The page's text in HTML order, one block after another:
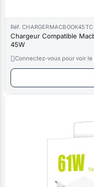
Réf. CHARGERMACBOOK45TC
Chargeur Compatible Macbook
45W
Connectez-vous pour voir le